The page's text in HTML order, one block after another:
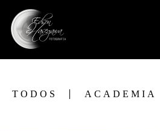
TODOS ACADEMIA